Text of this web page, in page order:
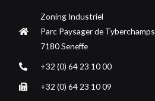
Zoning Industriel
Parc Paysager de Tyberchamps
7180 Seneffe
+32 (0) 64 23 10 00
+32 (0) 64 23 10 09